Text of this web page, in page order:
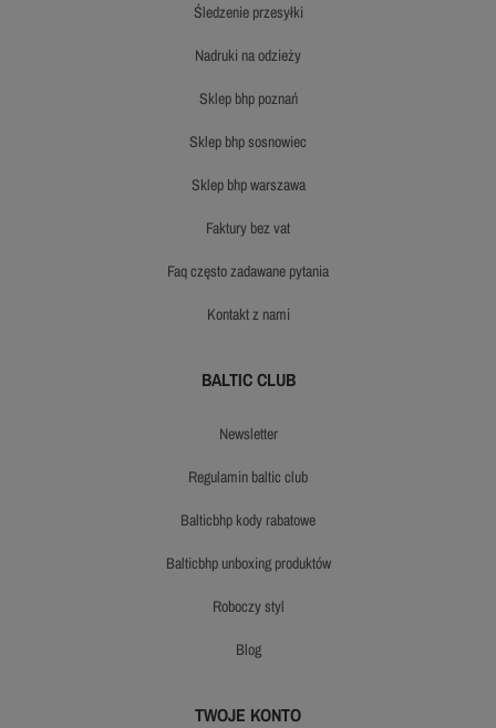
śledzenie przesyłki
nadruki na odzieży
sklep bhp poznań
sklep bhp sosnowiec
sklep bhp warszawa
faktury bez vat
faq często zadawane pytania
kontakt z nami
BALTIC CLUB
newsletter
regulamin baltic club
balticbhp kody rabatowe
balticbhp unboxing produktów
roboczy styl
blog
TWOJE KONTO